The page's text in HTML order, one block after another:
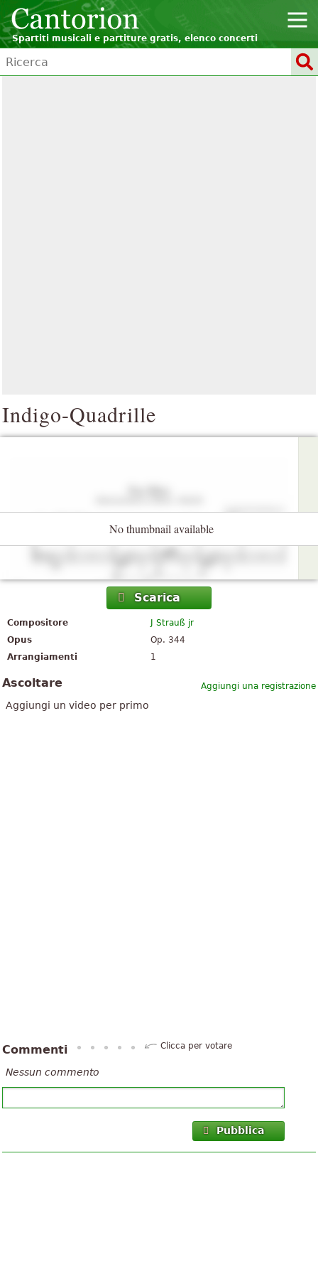
Spartiti musicali e partiture gratis, elenco concerti
Indigo-Quadrille
No thumbnail available
Scarica
Compositore
J Strauß jr
Opus
Op. 344
Arrangiamenti
1
Aggiungi una registrazione
Ascoltare
Aggiungi un video per primo
Commenti Clicca per votare
Nessun commento
Pubblica